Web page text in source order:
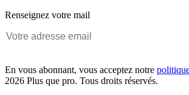
Renseignez votre mail
En vous abonnant, vous acceptez notre
2026 Plus que pro. Tous droits réservés.